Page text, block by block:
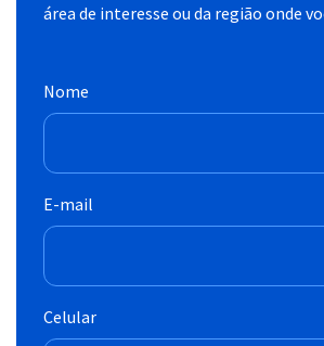
área de interesse ou da região onde
Nome
E-mail
Celular